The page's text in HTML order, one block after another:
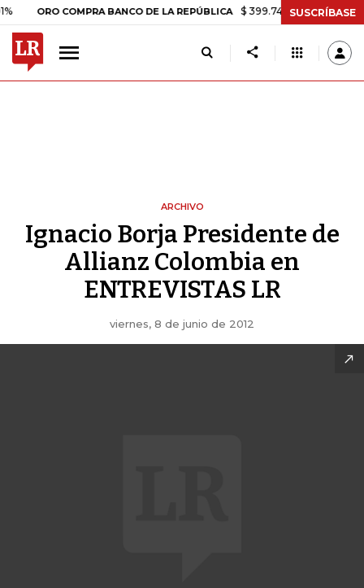
ORO COMPRA BANCO DE LA REPÚBLICA $ 399.745,16 +$ 2.295,71
SUSCRÍBASE
ARCHIVO
Ignacio Borja Presidente de
Allianz Colombia en
ENTREVISTAS LR
viernes, 8 de junio de 2012